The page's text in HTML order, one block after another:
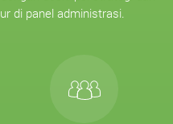
di panel administrasi.